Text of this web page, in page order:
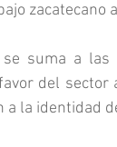
zacatecano
suma a las
del sector
a la identidad